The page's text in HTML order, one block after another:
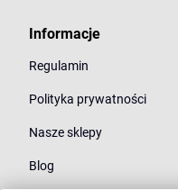
Informacje
Regulamin
Polityka prywatności
Nasze sklepy
Blog